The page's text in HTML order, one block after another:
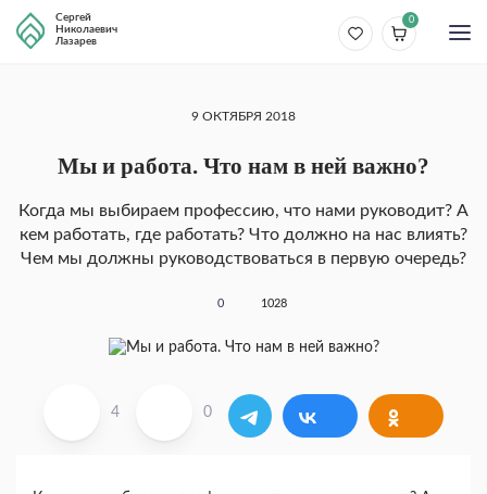
Сергей
Николаевич
Лазарев
0
9 ОКТЯБРЯ 2018
Мы и работа. Что нам в ней важно?
Когда мы выбираем профессию, что нами руководит? А
кем работать, где работать? Что должно на нас влиять?
Чем мы должны руководствоваться в первую очередь?
0 1028
4 0